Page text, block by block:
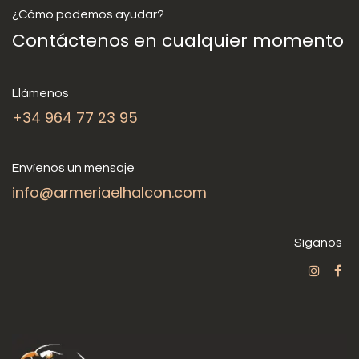
¿Cómo podemos ayudar?
Contáctenos en cualquier momento
Llámenos
+34 964 77 23 95
Envíenos un mensaje
info@armeriaelhalcon.com
Síganos